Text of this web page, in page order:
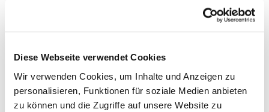
Diese Webseite verwendet Cookies
Wir verwenden Cookies, um Inhalte und Anzeigen zu
personalisieren, Funktionen für soziale Medien anbieten
zu können und die Zugriffe auf unsere Website zu